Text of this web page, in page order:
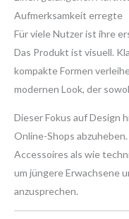
Aufmerksamkeit erregte
Für viele Nutzer ist ihre
Das Produkt ist visuell.
kompakte Formen
modernen Look, der
Dieser Fokus auf Design
Online-Shops
Accessoires als wie
um jüngere Erwachsene
anzusprechen.